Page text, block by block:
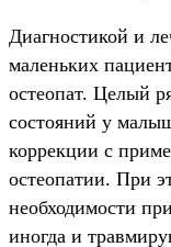
Диагностикой и
маленьких
остеопат. Целый
состояний у
коррекции с
остеопатии. При
необходимости
иногда и